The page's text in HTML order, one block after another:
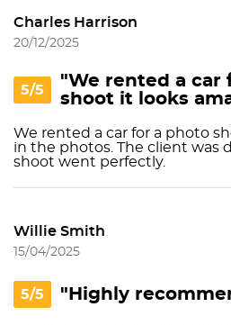
Charles Harrison
20/12/2025
5/5
"We rented a car
shoot it looks
We rented a car for a photo
in the photos. The client was
shoot went perfectly.
Willie Smith
15/04/2025
5/5 "Highly